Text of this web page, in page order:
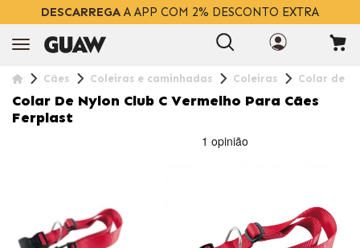
DESCARREGAA APP COM 2% DESCONTO EXTRA
Cães Coleiras e caminhadas Coleiras Colar de
Colar De Nylon Club C Vermelho Para Cães
Ferplast